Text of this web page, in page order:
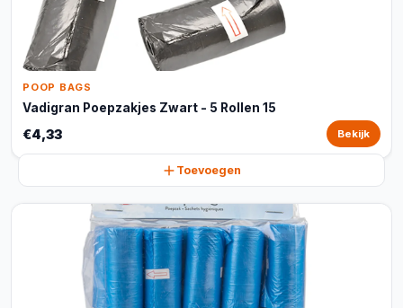
POOP BAGS
Vadigran Poepzakjes Zwart - 5 Rollen 15
€4,33 Bekijk
Toevoegen